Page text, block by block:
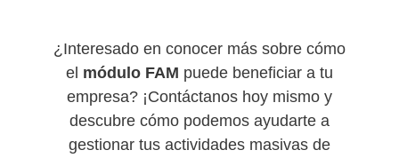
¿Interesado en conocer más sobre cómo
el módulo FAM puede beneficiar a tu
empresa? ¡Contáctanos hoy mismo y
descubre cómo podemos ayudarte a
gestionar tus actividades masivas de